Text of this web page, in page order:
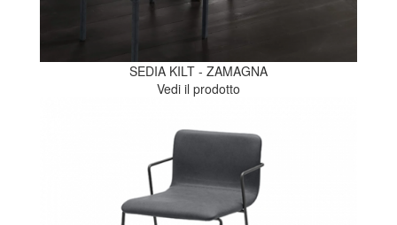
SEDIA KILT - ZAMAGNA
Vedi il prodotto